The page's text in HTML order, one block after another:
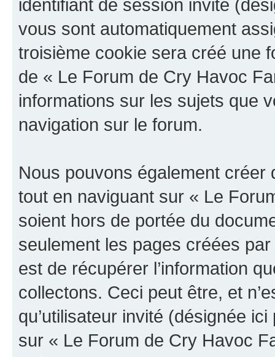
identifiant de session invité
vous sont automatiquement
troisième cookie sera créé une
de « Le Forum de Cry Havoc
informations sur les sujets que
navigation sur le forum.
Nous pouvons également
tout en naviguant sur « Le
soient hors de portée du
seulement les pages créées
est de récupérer l’information
collectons. Ceci peut être, et
qu’utilisateur invité (désignée
sur « Le Forum de Cry Havoc